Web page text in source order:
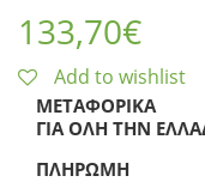
133,70€
Add to wishlist
ΜΕΤΑΦΟΡΙΚΆ
ΓΙΑ ΌΛΗ ΤΗΝ
ΠΛΗΡΩΜΉ